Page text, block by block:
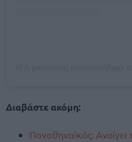
Διαβάστε ακόμη:
Παναθηναϊκός: